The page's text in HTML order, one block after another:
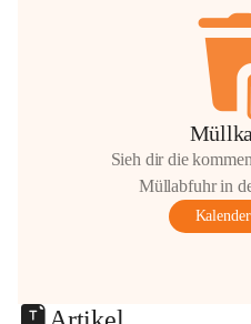
Sieh dir die
Müllabfuhr in